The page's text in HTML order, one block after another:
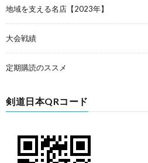
地域を支える名店【2023年】
大会戦績
定期購読のススメ
剣道日本QRコード